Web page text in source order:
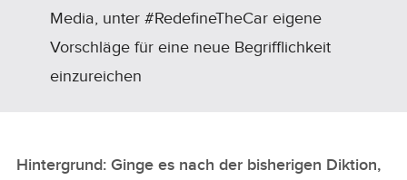
Media, unter #RedefineTheCar eigene
Vorschläge für eine neue Begrifflichkeit
einzureichen
Hintergrund: Ginge es nach der bisherigen Diktion,